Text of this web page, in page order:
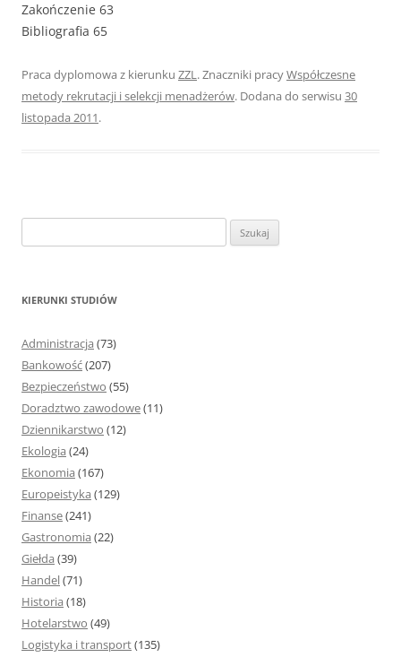
Zakończenie 63
Bibliografia 65
Praca dyplomowa z kierunku ZZL. Znaczniki pracyWspółczesne
metody rekrutacji i selekcji menadżerów. Dodana do serwisu 30
listopada 2011.
z
KIERUNKI STUDIÓW
Administracja (73)
Bankowość(207)
Bezpieczeństwo (55)
Doradztwo zawodowe(11)
Dziennikarstwo (12)
Ekologia (24)
Ekonomia (167)
Europeistyka (129)
Finanse(241)
Gastronomia (22)
Giełda (39)
Handel(71)
Historia (18)
Hotelarstwo (49)
Logistyka i transport(135)